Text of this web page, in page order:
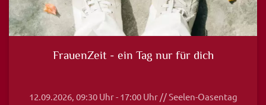
FrauenZeit - ein Tag nur für dich
12.09.2026, 09:30 Uhr - 17:00 Uhr // Seelen-Oasentag